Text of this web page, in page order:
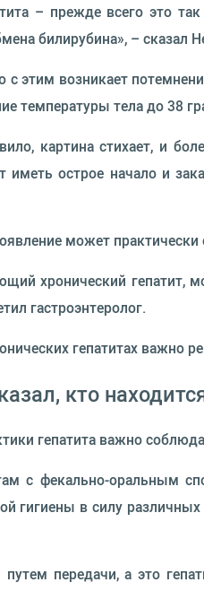
– прежде всего это
билирубина», – сказал
с этим возникает
температуры тела до 38
картина стихает, и
острое начало и
может практически
хронический гепатит,
гастроэнтеролог.
гепатитах важно
кто
гепатита важно
с фекально-оральным
гигиены в силу
путем передачи, а это